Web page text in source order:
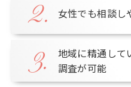
2. 女性でも相談し
3.
地域に精通して
調査が可能